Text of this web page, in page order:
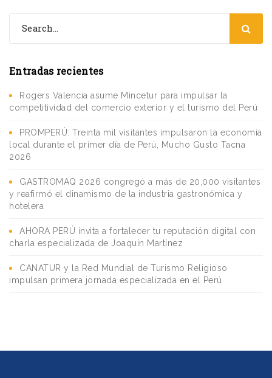
Entradas recientes
Rogers Valencia asume Mincetur para impulsar la
competitividad del comercio exterior y el turismo del Perú
PROMPERÚ: Treinta mil visitantes impulsaron la economía
local durante el primer día de Perú, Mucho Gusto Tacna
2026
GASTROMAQ 2026 congregó a más de 20,000 visitantes
y reafirmó el dinamismo de la industria gastronómica y
hotelera
AHORA PERÚ invita a fortalecer tu reputación digital con
charla especializada de Joaquín Martínez
CANATUR y la Red Mundial de Turismo Religioso
impulsan primera jornada especializada en el Perú